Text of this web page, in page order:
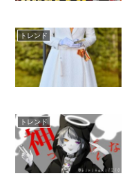
トレンド
トレンド